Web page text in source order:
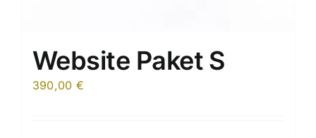
Website Paket S
390,00 €